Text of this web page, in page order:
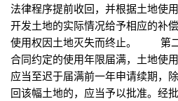
法律程序提前收回，并根据土地使
开发土地的实际情况给予相应
使用权因土地灭失而终止。 第
合同约定的使用年限届满，土地使
应当至迟于届满前一年申请续期，
回该幅土地的，应当予以批准。经